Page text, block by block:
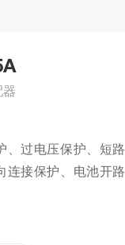
器
、过电压保护、短路
连接保护、电池开路